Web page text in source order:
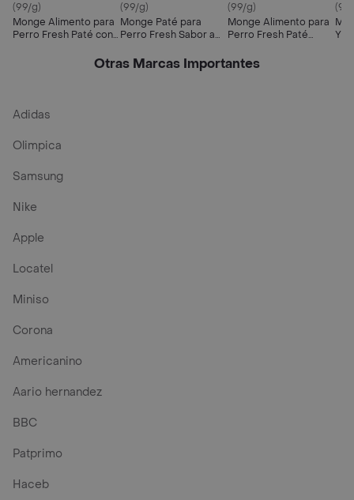
(99/g)
Monge Alimento para
Perro Fresh Paté con
(99/g)
Monge Paté para
Perro Fresh Sabor a
(99/g)
Monge Alimento para
Perro Fresh Paté
Y
Otras Marcas Importantes
Adidas
Olimpica
Samsung
Nike
Apple
Locatel
Miniso
Corona
Americanino
Aario hernandez
BBC
Patprimo
Haceb